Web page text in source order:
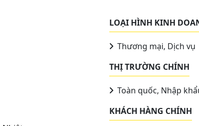
LOẠI HÌNH KINH
Thương mại, Dịch vụ
THỊ TRƯỜNG CHÍNH
Toàn quốc, Nhập
KHÁCH HÀNG CHÍNH